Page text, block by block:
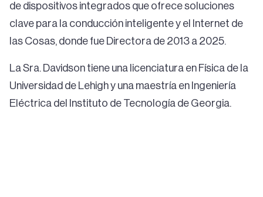
de dispositivos integrados que ofrece soluciones
clave para la conducción inteligente y el Internet de
las Cosas, donde fue Directora de 2013 a 2025.
La Sra. Davidson tiene una licenciatura en Física de la
Universidad de Lehigh y una maestría en Ingeniería
Eléctrica del Instituto de Tecnología de Georgia.